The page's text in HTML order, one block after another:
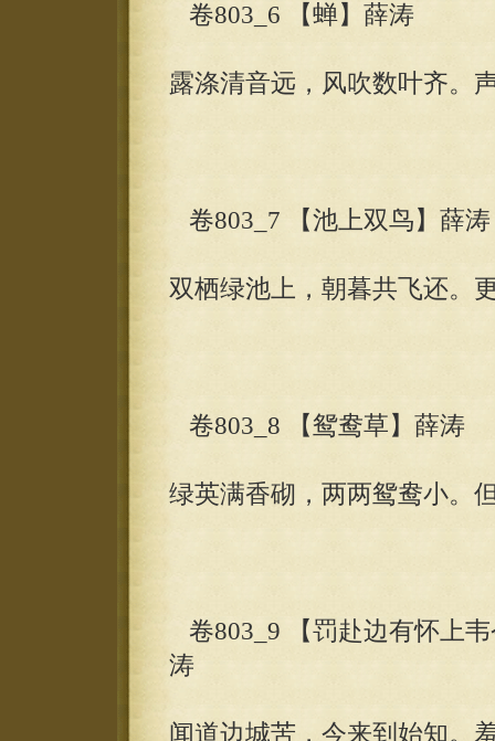
卷803_6 【蝉】薛涛
露涤清音远，风吹数叶齐。
卷803_7 【池上双鸟】薛涛
双栖绿池上，朝暮共飞还。
卷803_8 【鸳鸯草】薛涛
绿英满香砌，两两鸳鸯小。
卷803_9 【罚赴边有怀上
涛
闻道边城苦，今来到始知。